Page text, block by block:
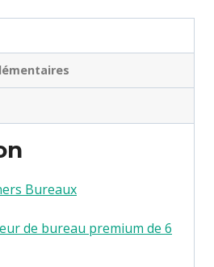
Bureaux
de bureau premium de 6